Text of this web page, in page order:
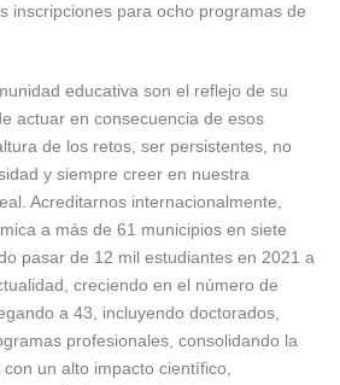
inscripciones para ocho programas de
educativa son el reflejo de su
actuar en consecuencia de esos
de los retos, ser persistentes, no
y siempre creer en nuestra
Acreditarnos internacionalmente,
a más de 61 municipios en siete
pasar de 12 mil estudiantes en 2021 a
creciendo en el número de
a 43, incluyendo doctorados,
profesionales, consolidando la
un alto impacto científico,